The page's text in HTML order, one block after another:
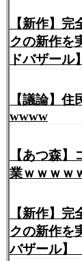
【新作】
クの新作を
ドバザール
【議論】
wwww
【あつ森
業ｗｗｗｗ
【新作】
クの新作を
バザール】